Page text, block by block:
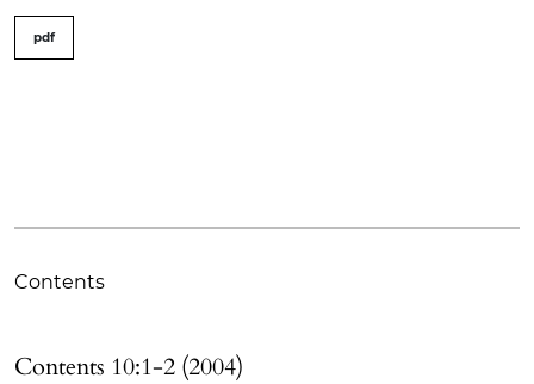
pdf
Contents
Contents 10:1-2 (2004)